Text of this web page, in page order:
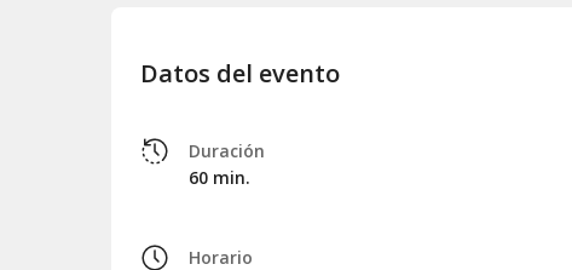
Datos del evento
Duración
60 min.
Horario